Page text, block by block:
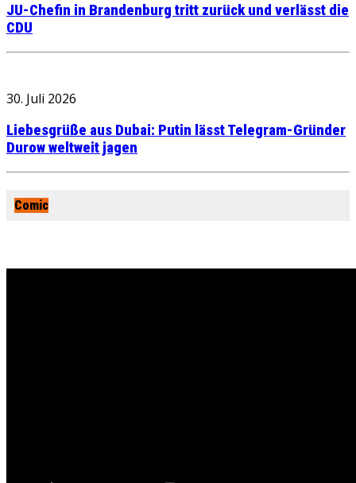
JU-Chefin in Brandenburg tritt zurück und verlässt die
CDU
30. Juli 2026
Liebesgrüße aus Dubai: Putin lässt Telegram-Gründer
Durow weltweit jagen
Comic